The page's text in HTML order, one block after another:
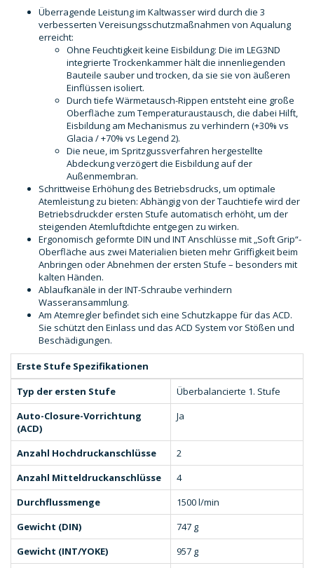
Überragende Leistung im Kaltwasser wird durch die 3
verbesserten Vereisungsschutzmaßnahmen von Aqualung
erreicht:
Ohne Feuchtigkeit keine Eisbildung: Die im LEG3ND
integrierte Trockenkammer hält die innenliegenden
Bauteile sauber und trocken, da sie sie von äußeren
Einflüssen isoliert.
Durch tiefe Wärmetausch-Rippen entsteht eine große
Oberfläche zum Temperaturaustausch, die dabei Hilft,
Eisbildung am Mechanismus zu verhindern (+30% vs
Glacia / +70% vs Legend 2).
Die neue, im Spritzgussverfahren hergestellte
Abdeckung verzögert die Eisbildung auf der
Außenmembran.
Schrittweise Erhöhung des Betriebsdrucks, um optimale
Atemleistung zu bieten: Abhängig von der Tauchtiefe wird der
Betriebsdruckder ersten Stufe automatisch erhöht, um der
steigenden Atemluftdichte entgegen zu wirken.
Ergonomisch geformte DIN und INT Anschlüsse mit „Soft Grip“-
Oberfläche aus zwei Materialien bieten mehr Griffigkeit beim
Anbringen oder Abnehmen der ersten Stufe – besonders mit
kalten Händen.
Ablaufkanäle in der INT-Schraube verhindern
Wasseransammlung.
Am Atemregler befindet sich eine Schutzkappe für das ACD.
Sie schützt den Einlass und das ACD System vor Stößen und
Beschädigungen.
Erste Stufe Spezifikationen
Typ der ersten Stufe
Überbalancierte 1. Stufe
Auto-Closure-Vorrichtung
(ACD)
Ja
Anzahl Hochdruckanschlüsse
2
Anzahl Mitteldruckanschlüsse
4
Durchflussmenge
1500 l/min
Gewicht (DIN)
747 g
Gewicht (INT/YOKE)
957 g